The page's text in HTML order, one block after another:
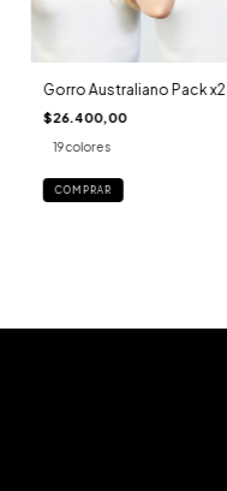
Gorro Australiano Pack x2
$26.400,00
19 colores
COMPRAR